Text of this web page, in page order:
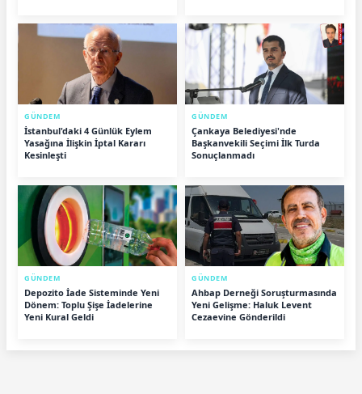
GÜNDEM
İstanbul'daki 4 Günlük Eylem
Yasağına İlişkin İptal Kararı
Kesinleşti
GÜNDEM
Çankaya Belediyesi'nde
Başkanvekili Seçimi İlk Turda
Sonuçlanmadı
GÜNDEM
Depozito İade Sisteminde Yeni
Dönem: Toplu Şişe İadelerine
Yeni Kural Geldi
GÜNDEM
Ahbap Derneği Soruşturmasında
Yeni Gelişme: Haluk Levent
Cezaevine Gönderildi